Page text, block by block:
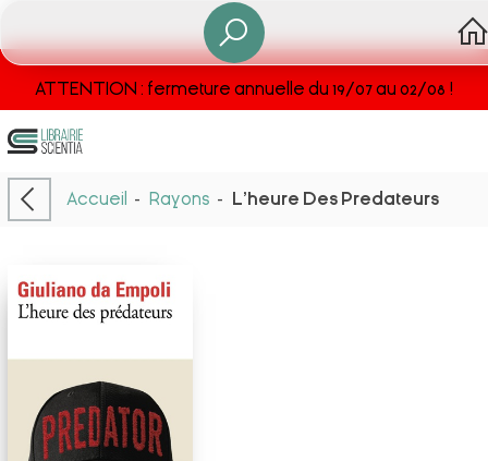
ATTENTION : fermeture annuelle du 19/07 au 02/08 !
Accueil - Rayons - L'heure Des Predateurs